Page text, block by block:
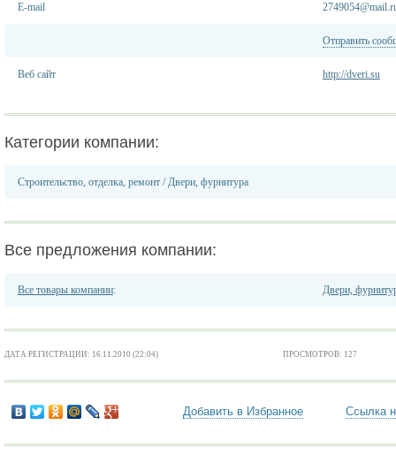
E-mail
Отправить
Веб сайт http://dveri.su
Категории компании:
Строительство, отделка, ремонт /Двери, фурнитура
Все предложения компании:
Все товары компании: Двери,
ДАТА РЕГИСТРАЦИИ: 16.11.2010 (22:04) ПРОСМОТРОВ: 127
Добавить в Избранное Ссылка